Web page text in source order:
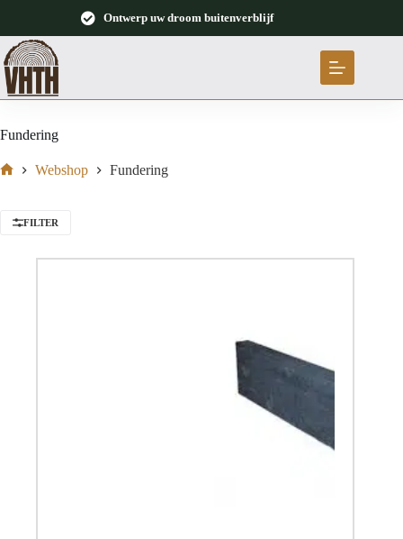
Ontwerp uw droom buitenverblijf
Fundering
Webshop Fundering
FILTER